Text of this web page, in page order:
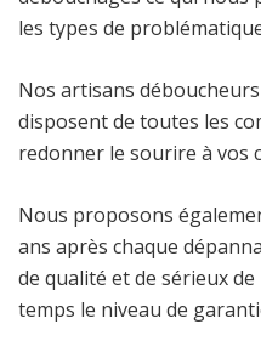
les types de
Nos artisans
disposent de toutes les
redonner le sourire à vos
Nous proposons
ans après chaque
de qualité et de sérieux
temps le niveau de